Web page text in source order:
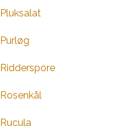
Pluksalat
Purløg
Ridderspore
Rosenkål
Rucula